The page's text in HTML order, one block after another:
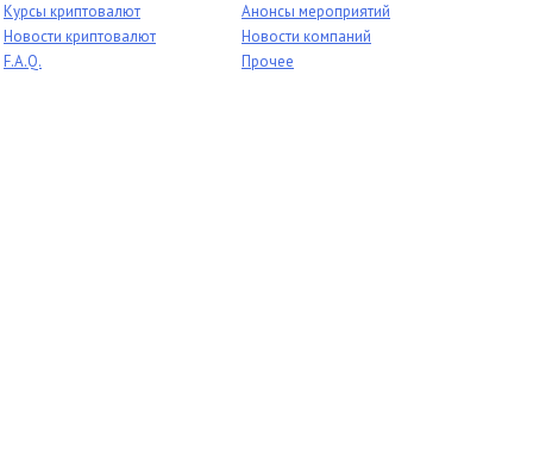
Курсы криптовалют
Новости криптовалют
F.A.Q.
Анонсы мероприятий
Новости компаний
Прочее